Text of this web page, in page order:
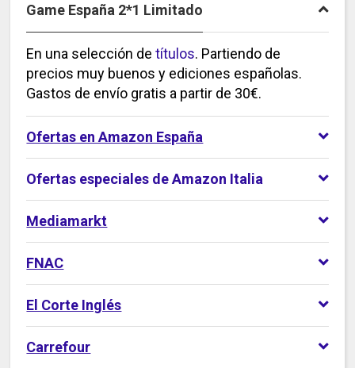
Game España 2*1 Limitado
En una selección detítulos. Partiendo de
precios muy buenos y ediciones españolas.
Gastos de envío gratis a partir de 30€.
Ofertas en Amazon España
Ofertas especiales de Amazon Italia
Mediamarkt
FNAC
El Corte Inglés
Carrefour